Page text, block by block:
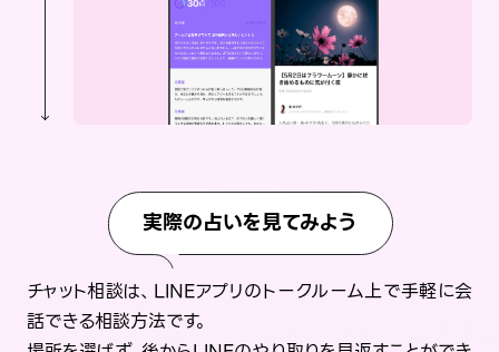
実際の占いを見てみよう
チャット相談は、LINEアプリのトークルーム上で手軽に会
話できる相談方法です。